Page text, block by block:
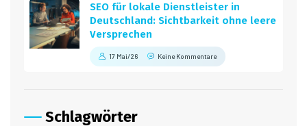
SEO für lokale Dienstleister in
Deutschland: Sichtbarkeit ohne leere
Versprechen
17 Mai/26 Keine Kommentare
Schlagwörter